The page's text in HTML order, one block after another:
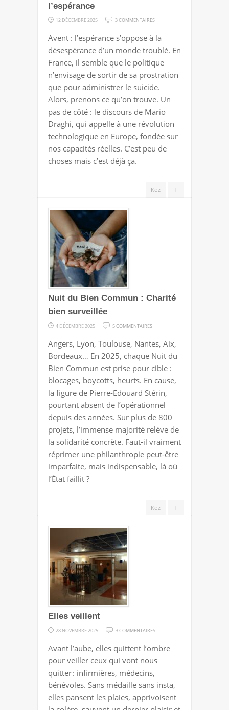
l’espérance
12 DÉCEMBRE 2025 3 COMMENTAIRES
DRAGHI,
SOUTIER
DE
L’ESPÉRANCE
Avent : l’espérance s’oppose à la
désespérance d’un monde troublé. En
France, il semble que le politique
n’envisage de sortir de sa prostration
que pour administrer le suicide.
Alors, prenons ce qu’on trouve. Un
pas de côté : le discours de Mario
Draghi, qui appelle à une révolution
technologique en Europe, fondée sur
nos capacités réelles. C’est peu de
choses mais c’est déjà ça.
+
Koz
Nuit du Bien Commun : Charité
bien surveillée
4 DÉCEMBRE 2025 5 COMMENTAIRES
DU
BIEN
COMMUN
CHARITÉ
BIEN
SURVEILLÉE
Angers, Lyon, Toulouse, Nantes, Aix,
Bordeaux… En 2025, chaque Nuit du
Bien Commun est prise pour cible :
blocages, boycotts, heurts. En cause,
la figure de Pierre-Edouard Stérin,
pourtant absent de l’opérationnel
depuis des années. Sur plus de 800
projets, l’immense majorité relève de
la solidarité concrète. Faut-il vraiment
réprimer une philanthropie peut-être
imparfaite, mais indispensable, là où
l’État faillit ?
+
Koz
Elles veillent
28 NOVEMBRE 2025 3 COMMENTAIRES
VEILLENT
Avant l’aube, elles quittent l’ombre
pour veiller ceux qui vont nous
quitter : infirmières, médecins,
bénévoles. Sans médaille sans insta,
elles pansent les plaies, apprivoisent